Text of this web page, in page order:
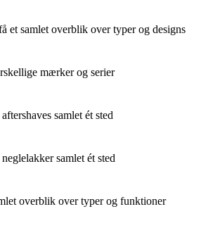
et samlet overblik over typer og designs
mærker og serier
samlet ét sted
samlet ét sted
overblik over typer og funktioner